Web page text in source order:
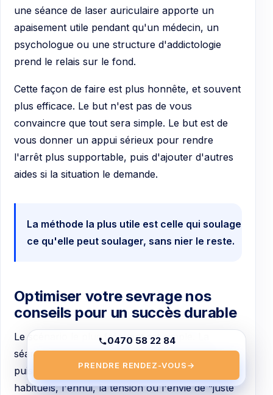
une séance de laser auriculaire apporte un
apaisement utile pendant qu'un médecin, un
psychologue ou une structure d'addictologie
prend le relais sur le fond.
Cette façon de faire est plus honnête, et souvent
plus efficace. Le but n'est pas de vous
convaincre que tout sera simple. Le but est de
vous donner un appui sérieux pour rendre
l'arrêt plus supportable, puis d'ajouter d'autres
aides si la situation le demande.
La méthode la plus utile est celle qui soulage
ce qu'elle peut soulager, sans nier le reste.
Optimiser votre sevrage nos
conseils pour un succès durable
Le scénario le plus fréquent est simple. La
séance s'est bien passée, la motivation est là,
puis le soir arrive avec les automatismes
habituels, l'ennui, la tension ou l'envie de “juste
0470 58 22 84
PRENDRE RENDEZ-VOUS→